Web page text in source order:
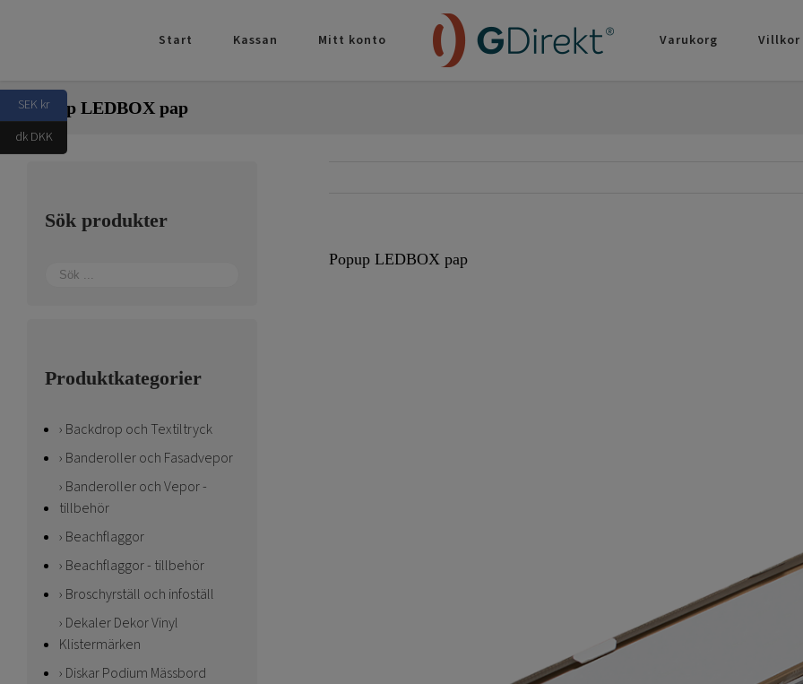
Start Kassan Mitt konto Varukorg Villkor
Popup LEDBOX pap
Popup LEDBOX pap
Sök produkter
Produktkategorier
Backdrop och Textiltryck
Banderoller och Fasadvepor
Banderoller och Vepor -
tillbehör
Beachflaggor
Beachflaggor - tillbehör
Broschyrställ och infoställ
Dekaler Dekor Vinyl
Klistermärken
Diskar Podium Mässbord
SEK kr
dk DKK